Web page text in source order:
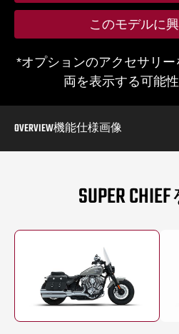
このモデルに
*オプションのアクセサリ
両を表示する可能性
OVERVIEW機能仕様画像
SUPER